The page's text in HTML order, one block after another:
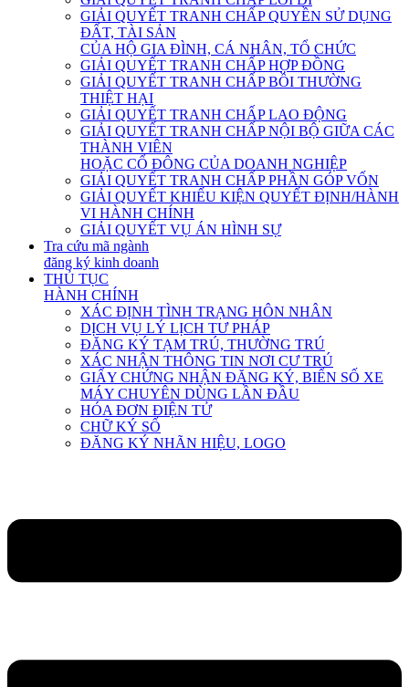
GIẢI QUYẾT TRANH CHẤP QUYỀN SỬ DỤNG
ĐẤT, TÀI SẢN
CỦA HỘ GIA ĐÌNH, CÁ NHÂN, TỔ CHỨC
GIẢI QUYẾT TRANH CHẤP HỢP ĐỒNG
GIẢI QUYẾT TRANH CHẤP BỒI THƯỜNG
THIỆT HẠI
GIẢI QUYẾT TRANH CHẤP LAO ĐỘNG
GIẢI QUYẾT TRANH CHẤP NỘI BỘ GIỮA CÁC
THÀNH VIÊN
HOẶC CỔ ĐÔNG CỦA DOANH NGHIỆP
GIẢI QUYẾT TRANH CHẤP PHẦN GÓP VỐN
GIẢI QUYẾT KHIẾU KIỆN QUYẾT ĐỊNH/HÀNH
VI HÀNH CHÍNH
GIẢI QUYẾT VỤ ÁN HÌNH SỰ
Tra cứu mã ngành
đăng ký kinh doanh
THỦ TỤC
HÀNH CHÍNH
XÁC ĐỊNH TÌNH TRẠNG HÔN NHÂN
DỊCH VỤ LÝ LỊCH TƯ PHÁP
ĐĂNG KÝ TẠM TRÚ, THƯỜNG TRÚ
XÁC NHẬN THÔNG TIN NƠI CƯ TRÚ
GIẤY CHỨNG NHẬN ĐĂNG KÝ, BIỂN SỐ XE
MÁY CHUYÊN DÙNG LẦN ĐẦU
HÓA ĐƠN ĐIỆN TỬ
CHỮ KÝ SỐ
ĐĂNG KÝ NHÃN HIỆU, LOGO